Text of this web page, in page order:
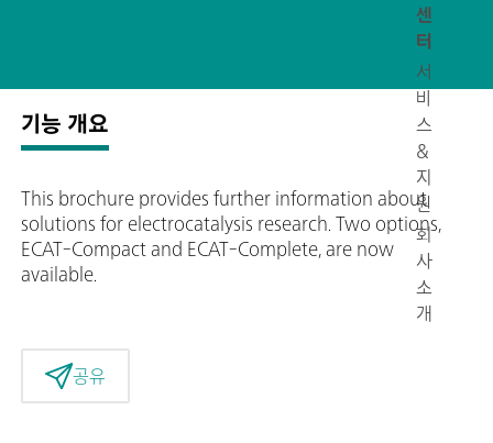
센
터
서
비
스
&
지
원
회
사
소
개
기능 개요
This brochure provides further information about
solutions for electrocatalysis research. Two options,
ECAT-Compact and ECAT-Complete, are now
available.
공유